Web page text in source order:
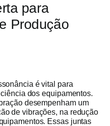
Todos os
Obter
para
Produção
é vital para
dos equipamentos.
desempenham um
de vibrações, na redução
Essas juntas